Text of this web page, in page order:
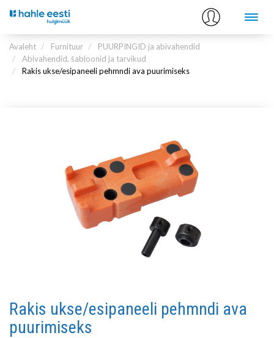
Avaleht Furnituur
PUURPINGID ja abivahendid
Abivahendid, šabloonid ja tarvikud
Rakis ukse/esipaneeli pehmndi ava puurimiseks
Rakis ukse/esipaneeli pehmndi ava
puurimiseks